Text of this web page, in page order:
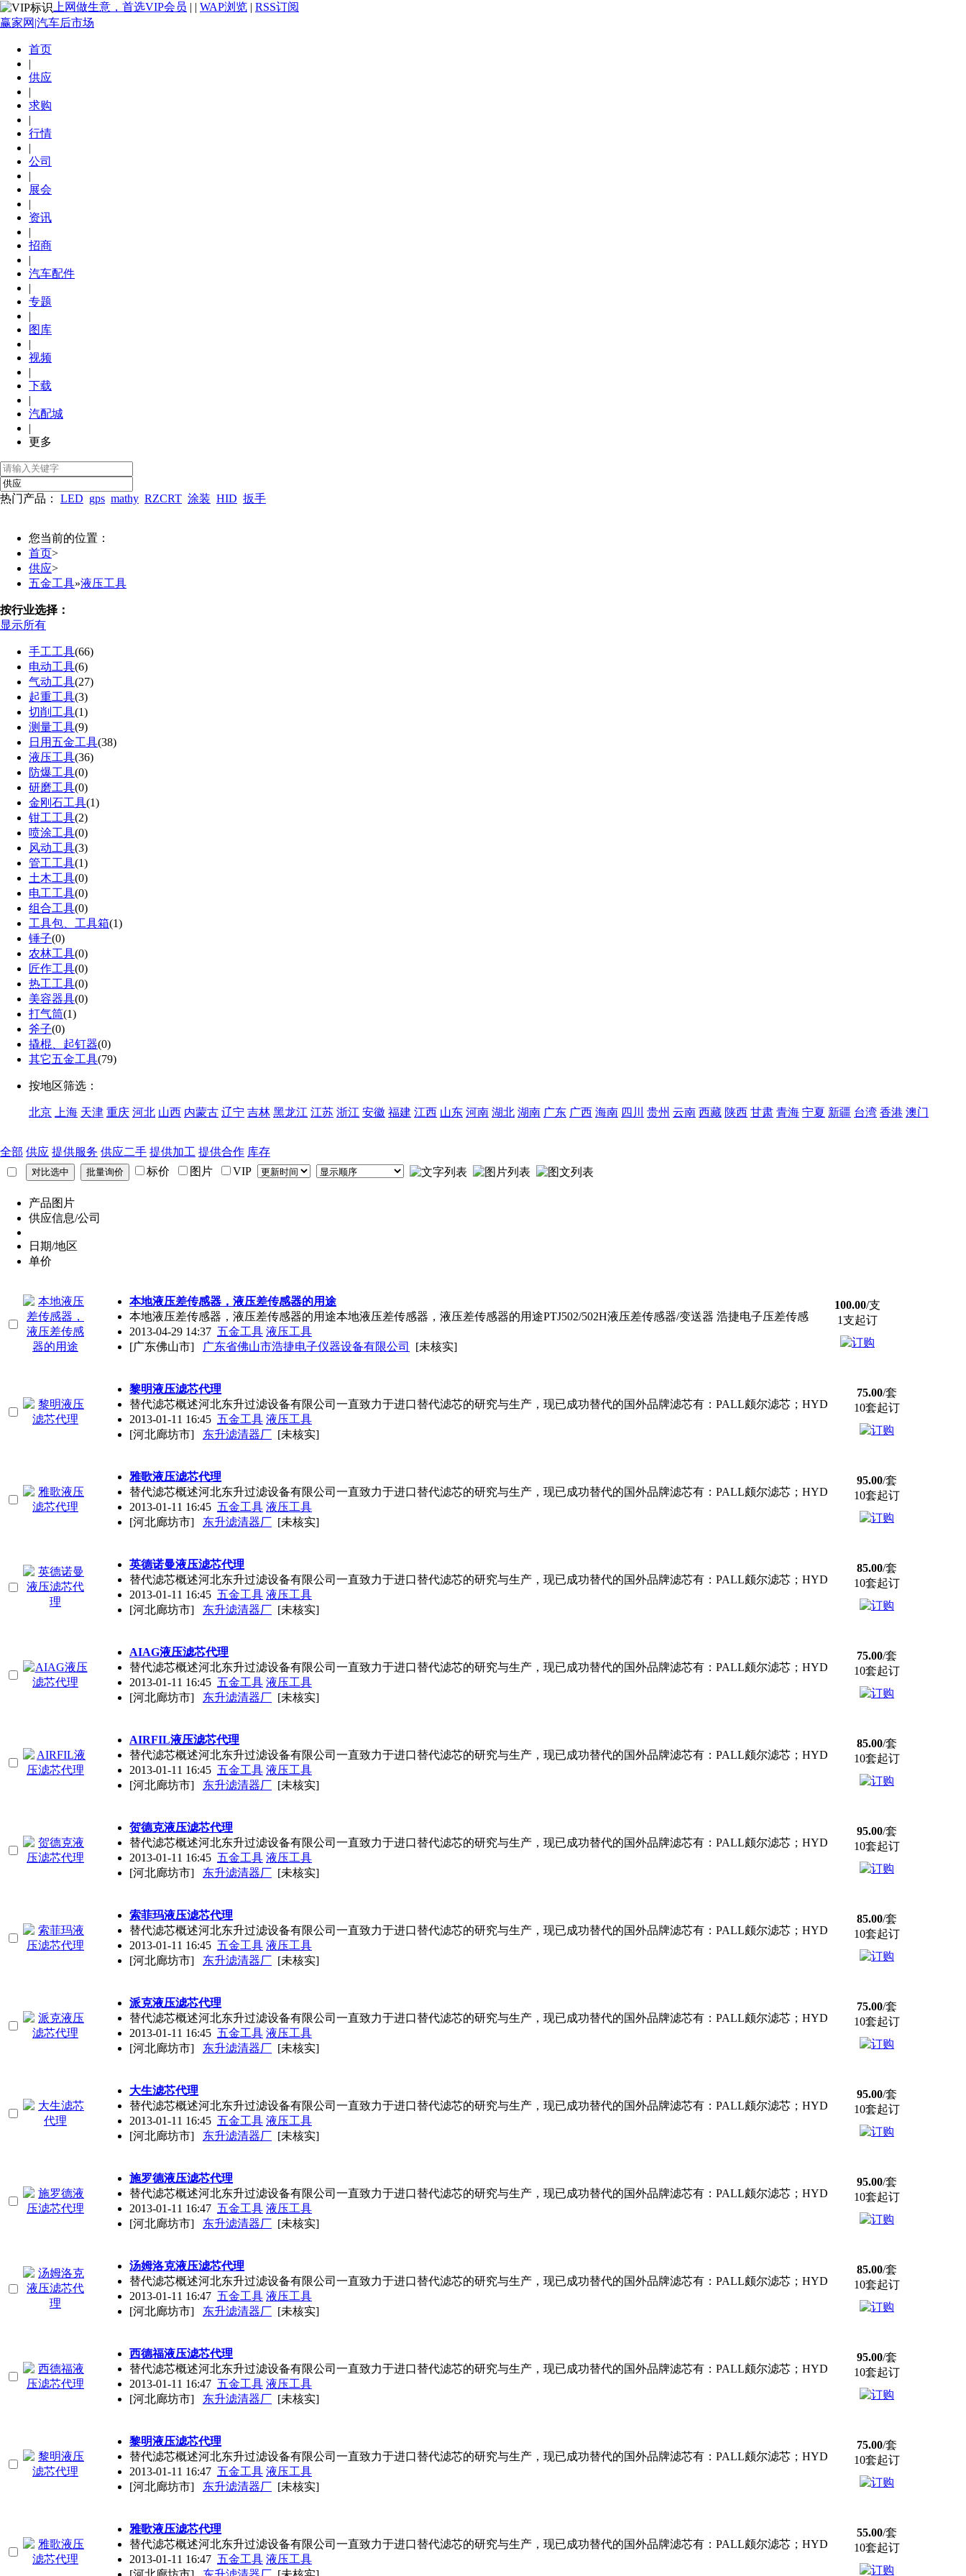
上网做生意，首选VIP会员 | | WAP浏览 | RSS订阅
赢家网|汽车后市场
首页
|
供应
|
求购
|
行情
|
公司
|
展会
|
资讯
|
招商
|
汽车配件
|
专题
|
图库
|
视频
|
下载
|
汽配城
|
更多
热门产品： LED gps mathy RZCRT 涂装 HID 扳手
您当前的位置：
首页>
供应>
五金工具»液压工具
按行业选择：
显示所有
手工工具(66)
电动工具(6)
气动工具(27)
起重工具(3)
切削工具(1)
测量工具(9)
日用五金工具(38)
液压工具(36)
防爆工具(0)
研磨工具(0)
金刚石工具(1)
钳工工具(2)
喷涂工具(0)
风动工具(3)
管工工具(1)
土木工具(0)
电工工具(0)
组合工具(0)
工具包、工具箱(1)
锤子(0)
农林工具(0)
匠作工具(0)
热工工具(0)
美容器具(0)
打气筒(1)
斧子(0)
撬棍、起钉器(0)
其它五金工具(79)
按地区筛选：
北京 上海 天津 重庆 河北 山西 内蒙古 辽宁 吉林 黑龙江 江苏 浙江 安徽 福建 江西 山东 河南 湖北 湖南 广东 广西 海南 四川 贵州 云南 西藏 陕西 甘肃 青海 宁夏 新疆 台湾 香港 澳门
全部 供应 提供服务 供应二手 提供加工 提供合作 库存
标价
图片 VIP
产品图片
供应信息/公司
日期/地区
单价
本地液压差传感器，液压差传感器的用途
本地液压差传感器，液压差传感器的用途本地液压差传感器，液压差传感器的用途PTJ502/502H液压差传感器/变送器 浩捷电子压差传感
2013-04-29 14:37 五金工具 液压工具
[广东佛山市]
广东省佛山市浩捷电子仪器设备有限公司 [未核实]
100.00/支
1支起订
黎明液压滤芯代理
替代滤芯概述河北东升过滤设备有限公司一直致力于进口替代滤芯的研究与生产，现已成功替代的国外品牌滤芯有：PALL颇尔滤芯；HYD
2013-01-11 16:45 五金工具 液压工具
[河北廊坊市]
东升滤清器厂 [未核实]
75.00/套
10套起订
雅歌液压滤芯代理
替代滤芯概述河北东升过滤设备有限公司一直致力于进口替代滤芯的研究与生产，现已成功替代的国外品牌滤芯有：PALL颇尔滤芯；HYD
2013-01-11 16:45 五金工具 液压工具
[河北廊坊市]
东升滤清器厂 [未核实]
95.00/套
10套起订
英德诺曼液压滤芯代理
替代滤芯概述河北东升过滤设备有限公司一直致力于进口替代滤芯的研究与生产，现已成功替代的国外品牌滤芯有：PALL颇尔滤芯；HYD
2013-01-11 16:45 五金工具 液压工具
[河北廊坊市]
东升滤清器厂 [未核实]
85.00/套
10套起订
AIAG液压滤芯代理
替代滤芯概述河北东升过滤设备有限公司一直致力于进口替代滤芯的研究与生产，现已成功替代的国外品牌滤芯有：PALL颇尔滤芯；HYD
2013-01-11 16:45 五金工具 液压工具
[河北廊坊市]
东升滤清器厂 [未核实]
75.00/套
10套起订
AIRFIL液压滤芯代理
替代滤芯概述河北东升过滤设备有限公司一直致力于进口替代滤芯的研究与生产，现已成功替代的国外品牌滤芯有：PALL颇尔滤芯；HYD
2013-01-11 16:45 五金工具 液压工具
[河北廊坊市]
东升滤清器厂 [未核实]
85.00/套
10套起订
贺德克液压滤芯代理
替代滤芯概述河北东升过滤设备有限公司一直致力于进口替代滤芯的研究与生产，现已成功替代的国外品牌滤芯有：PALL颇尔滤芯；HYD
2013-01-11 16:45 五金工具 液压工具
[河北廊坊市]
东升滤清器厂 [未核实]
95.00/套
10套起订
索菲玛液压滤芯代理
替代滤芯概述河北东升过滤设备有限公司一直致力于进口替代滤芯的研究与生产，现已成功替代的国外品牌滤芯有：PALL颇尔滤芯；HYD
2013-01-11 16:45 五金工具 液压工具
[河北廊坊市]
东升滤清器厂 [未核实]
85.00/套
10套起订
派克液压滤芯代理
替代滤芯概述河北东升过滤设备有限公司一直致力于进口替代滤芯的研究与生产，现已成功替代的国外品牌滤芯有：PALL颇尔滤芯；HYD
2013-01-11 16:45 五金工具 液压工具
[河北廊坊市]
东升滤清器厂 [未核实]
75.00/套
10套起订
大生滤芯代理
替代滤芯概述河北东升过滤设备有限公司一直致力于进口替代滤芯的研究与生产，现已成功替代的国外品牌滤芯有：PALL颇尔滤芯；HYD
2013-01-11 16:45 五金工具 液压工具
[河北廊坊市]
东升滤清器厂 [未核实]
95.00/套
10套起订
施罗德液压滤芯代理
替代滤芯概述河北东升过滤设备有限公司一直致力于进口替代滤芯的研究与生产，现已成功替代的国外品牌滤芯有：PALL颇尔滤芯；HYD
2013-01-11 16:47 五金工具 液压工具
[河北廊坊市]
东升滤清器厂 [未核实]
95.00/套
10套起订
汤姆洛克液压滤芯代理
替代滤芯概述河北东升过滤设备有限公司一直致力于进口替代滤芯的研究与生产，现已成功替代的国外品牌滤芯有：PALL颇尔滤芯；HYD
2013-01-11 16:47 五金工具 液压工具
[河北廊坊市]
东升滤清器厂 [未核实]
85.00/套
10套起订
西德福液压滤芯代理
替代滤芯概述河北东升过滤设备有限公司一直致力于进口替代滤芯的研究与生产，现已成功替代的国外品牌滤芯有：PALL颇尔滤芯；HYD
2013-01-11 16:47 五金工具 液压工具
[河北廊坊市]
东升滤清器厂 [未核实]
95.00/套
10套起订
黎明液压滤芯代理
替代滤芯概述河北东升过滤设备有限公司一直致力于进口替代滤芯的研究与生产，现已成功替代的国外品牌滤芯有：PALL颇尔滤芯；HYD
2013-01-11 16:47 五金工具 液压工具
[河北廊坊市]
东升滤清器厂 [未核实]
75.00/套
10套起订
雅歌液压滤芯代理
替代滤芯概述河北东升过滤设备有限公司一直致力于进口替代滤芯的研究与生产，现已成功替代的国外品牌滤芯有：PALL颇尔滤芯；HYD
2013-01-11 16:47 五金工具 液压工具
55.00/套
10套起订